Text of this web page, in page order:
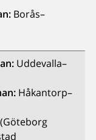
Borås–
Uddevalla–
Håkantorp–
(Göteborg